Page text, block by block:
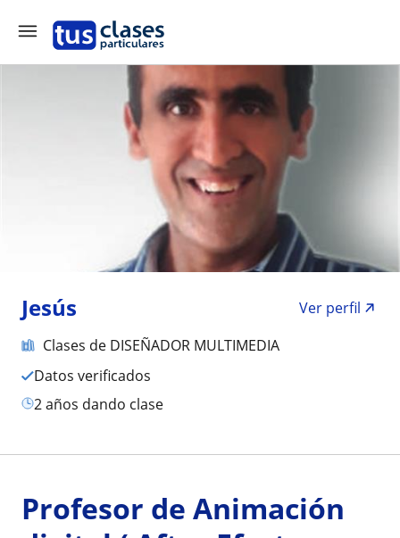
Jesús
Ver perfil
Clases de DISEÑADOR MULTIMEDIA
Datos verificados
2 años dando clase
Profesor de Animación